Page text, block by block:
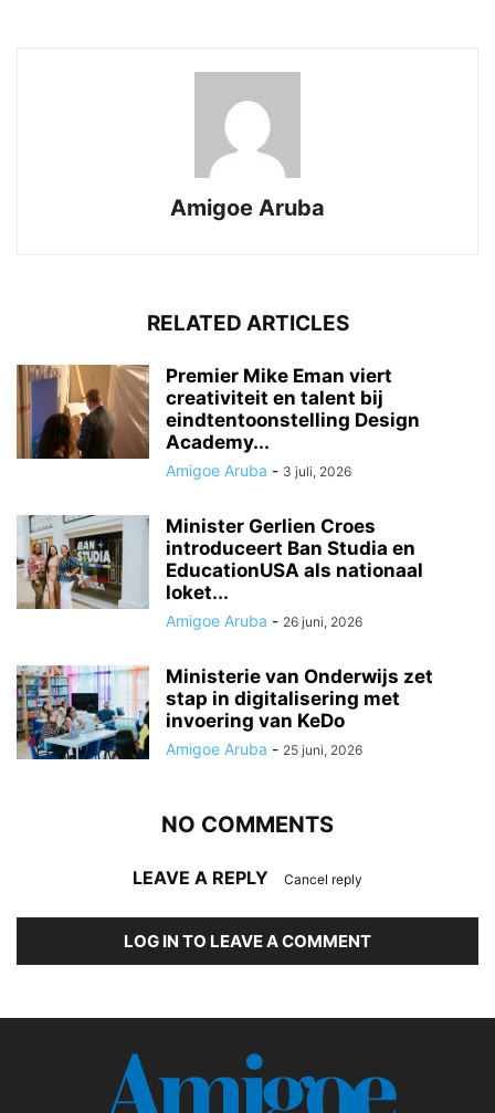
Amigoe Aruba
RELATED ARTICLES
Premier Mike Eman viert
creativiteit en talent bij
eindtentoonstelling Design
Academy...
Amigoe Aruba - 3 juli, 2026
Minister Gerlien Croes
introduceert Ban Studia en
EducationUSA als nationaal
loket...
Amigoe Aruba - 26 juni, 2026
Ministerie van Onderwijs zet
stap in digitalisering met
invoering van KeDo
Amigoe Aruba - 25 juni, 2026
NO COMMENTS
LEAVE A REPLY Cancel reply
LOG IN TO LEAVE A COMMENT